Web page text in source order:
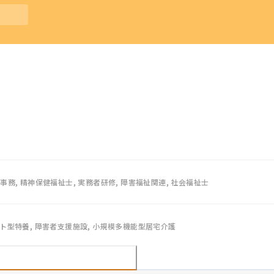
務, 精神保健福祉士, 実務者研修, 障害福祉関連, 社会福祉士
型特養, 障害者支援施設, 小規模多機能型居宅介護